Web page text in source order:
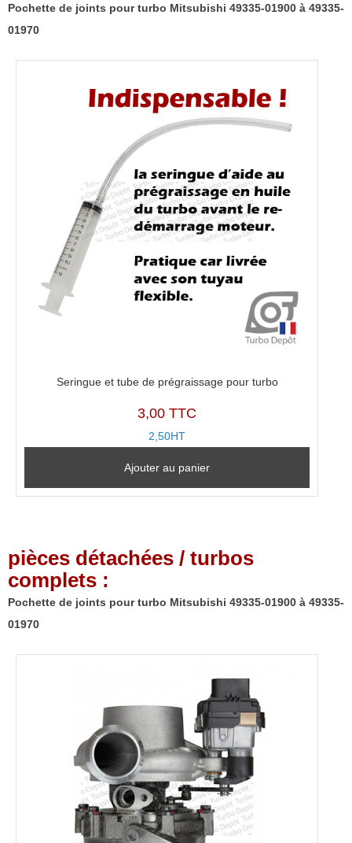
Pochette de joints pour turbo Mitsubishi 49335-01900 à 49335-
01970
Seringue et tube de prégraissage pour turbo
3,00 TTC
2,50HT
Ajouter au panier
pièces détachées / turbos
complets :
Pochette de joints pour turbo Mitsubishi 49335-01900 à 49335-
01970